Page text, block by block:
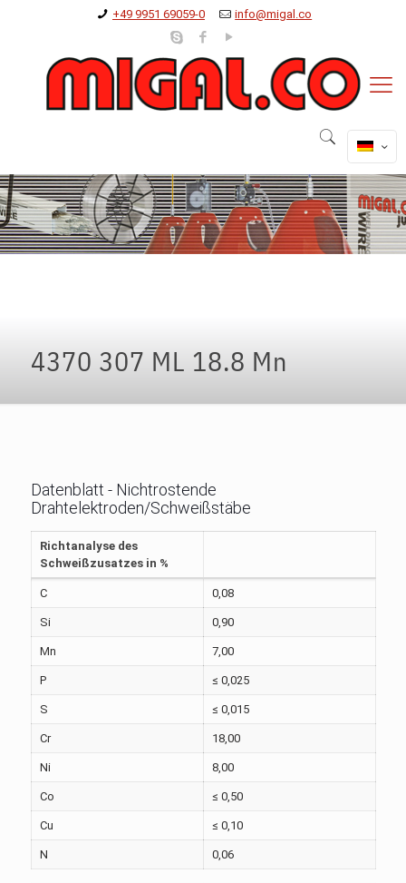
+49 9951 69059-0 info@migal.co
4370 307 ML 18.8 Mn
Datenblatt - Nichtrostende
Drahtelektroden/Schweißstäbe
Richtanalyse des
Schweißzusatzes in %
C 0,08
Si 0,90
Mn 7,00
P ≤ 0,025
S ≤ 0,015
Cr 18,00
Ni 8,00
Co ≤ 0,50
Cu ≤ 0,10
N 0,06